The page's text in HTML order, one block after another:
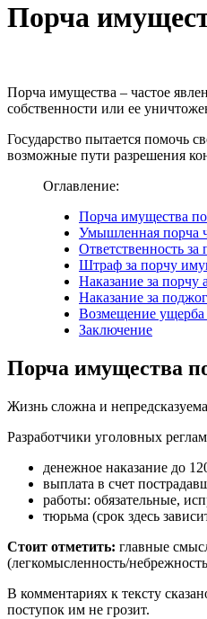
Порча
Порча имущества – частое
собственности или ее
Государство пытается помочь
возможные пути разрешения
Оглавление:
Порча имущества
Умышленная порча
Ответственность
Штраф за порчу
Наказание за порчу
Наказание за
Возмещение ущерба
Заключение
Порча имущества
Жизнь сложна и
Разработчики уголовных
денежное наказание до
выплата в счет
работы: обязательные,
тюрьма (срок здесь
Стоит отметить: главные
(легкомысленность/
В комментариях к тексту
поступок им не грозит.